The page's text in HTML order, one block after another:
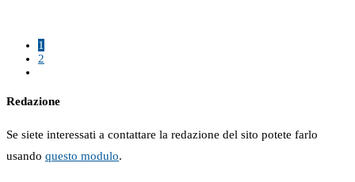
1
2
Redazione
Se siete interessati a contattare la redazione del sito potete farlo
usando questo modulo.